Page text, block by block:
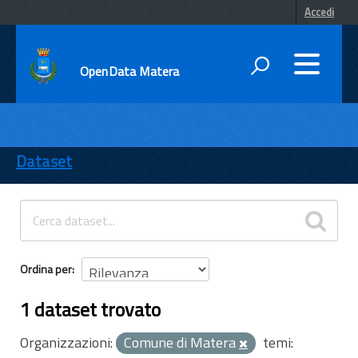
Accedi
OpenData Matera
ENTI
TEMI
INFORMAZIONI
Dataset
Ordina per
1 dataset trovato
Organizzazioni: Comune di Matera
temi: